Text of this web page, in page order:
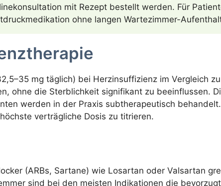
mit Rezept bestellt werden. Für
ohne langen Wartezimmer-
mg täglich) bei Herzinsuffizienz im Vergleich
ohne die Sterblichkeit signifikant zu beeinflussen.
werden in der Praxis subtherapeutisch
verträgliche Dosis zu titrieren.
(ARBs, Sartane) wie Losartan oder Valsartan
sind bei den meisten Indikationen die